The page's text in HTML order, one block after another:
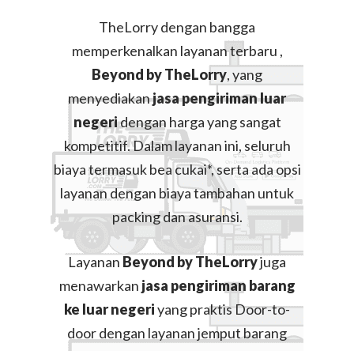
TheLorry dengan bangga
memperkenalkan layanan terbaru ,
Beyond by TheLorry, yang
menyediakanjasa pengiriman luar
negeridengan harga yang sangat
kompetitif. Dalam layanan ini, seluruh
biaya termasuk bea cukai*, serta ada opsi
layanan dengan biaya tambahan untuk
packing dan asuransi.
Layanan Beyond by TheLorryjuga
menawarkan jasa pengiriman barang
ke luar negeriyang praktis Door-to-
door dengan layanan jemput barang